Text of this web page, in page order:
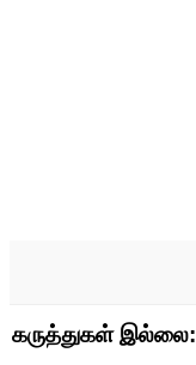
கருத்துகள் இல்லை: